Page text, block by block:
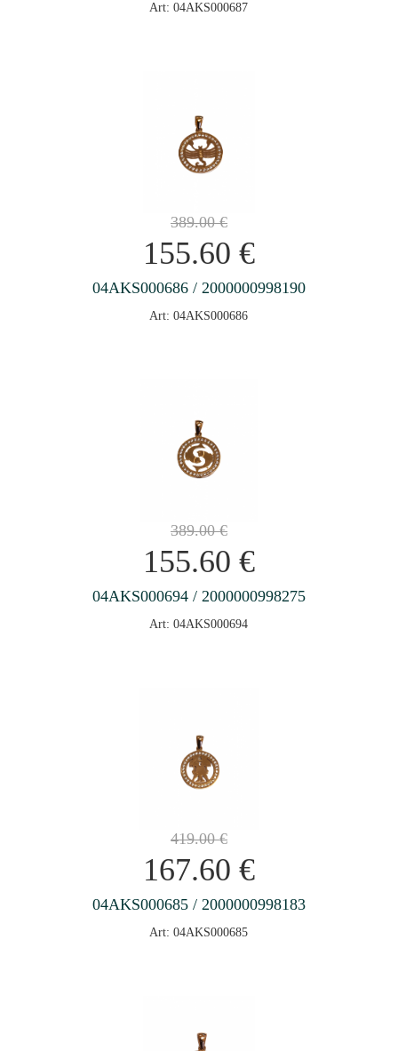
Art: 04AKS000687
389.00€
155.60 €
04AKS000686 / 2000000998190
Art: 04AKS000686
389.00€
155.60 €
04AKS000694 / 2000000998275
Art: 04AKS000694
419.00€
167.60 €
04AKS000685 / 2000000998183
Art: 04AKS000685